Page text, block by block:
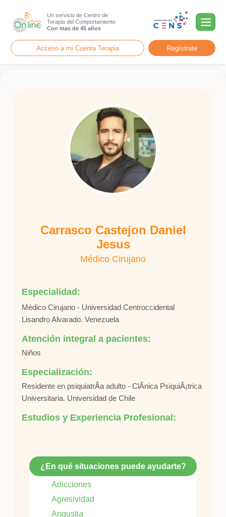
Un servicio de Centro de
Terapia del Comportamiento
Con mas de 45 años
Acceso a mi Cuenta Terapia Regístrate
Carrasco Castejon Daniel
Jesus
Médico Cirujano
Especialidad:
Médico Cirujano - Universidad Centroccidental
Lisandro Alvarado. Venezuela
Atención integral a pacientes:
Niños
Especialización:
Residente en psiquiatrÃ­a adulto - ClÃ­nica PsiquiÃ¡trica
Universitaria. Universidad de Chile
Estudios y Experiencia Profesional:
¿En qué situaciones puede ayudarte?
Adicciones
Agresividad
Angustia